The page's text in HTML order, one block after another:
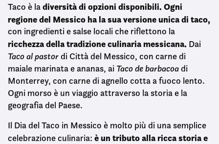
Taco è ladiversità di opzioni disponibili. Ogni
regione del Messico ha la sua versione unica di taco,
con ingredienti e salse locali che riflettono la
ricchezza della tradizione culinaria messicana. Dai
Taco al pastordi Città del Messico, con carne di
maiale marinata e ananas, ai Taco de barbacoadi
Monterrey, con carne di agnello cotta a fuoco lento.
Ogni morso è un viaggio attraverso la storia e la
geografia del Paese.
Il Dia del Taco in Messico è molto più di una semplice
celebrazione culinaria: è un tributo alla ricca storia e